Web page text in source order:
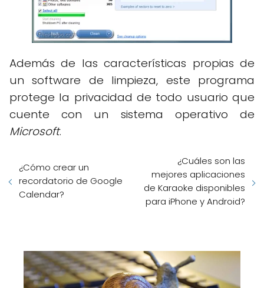
Además de las características propias de
un software de limpieza, este programa
protege la privacidad de todo usuario que
cuente con un sistema operativo de
Microsoft.
¿Cómo crear un
recordatorio de Google
Calendar?
¿Cuáles son las
mejores aplicaciones
de Karaoke disponibles
para iPhone y Android?